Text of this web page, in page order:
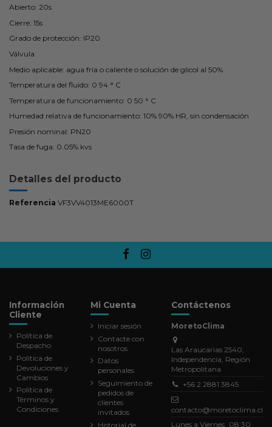
Abierto: 20s
Cierre: 15s
Grado de protección: IP20
Válvula
Medio aplicable: agua fría o caliente o solución de glicol al 50%
Temperatura del fluido: 0 94 ° C
Temperatura de funcionamiento: 0 50 ° C
Humedad relativa de funcionamiento: 10% 90% HR, sin condensación
Presión nominal: PN20
Tasa de fuga: 0.05% kvs
Detalles del producto
Referencia VF3VV4013ME6000T
Información
Cliente
Política de
Despacho
Política de
Devoluciones y
Cambios
Política de
Términos y
Condiciones
Mi Cuenta
Iniciar sesión
Contacte con
nosotros
Datos
personales
Seguimiento de
pedidos de
clientes
invitados
Historial de
Contáctenos
MoretoClima
Las Araucarias 2540,
Independencia, Región
Metropolitana
+56 2 2881 3845
contacto@moretoclima.cl
Lunes a Viernes 08:30